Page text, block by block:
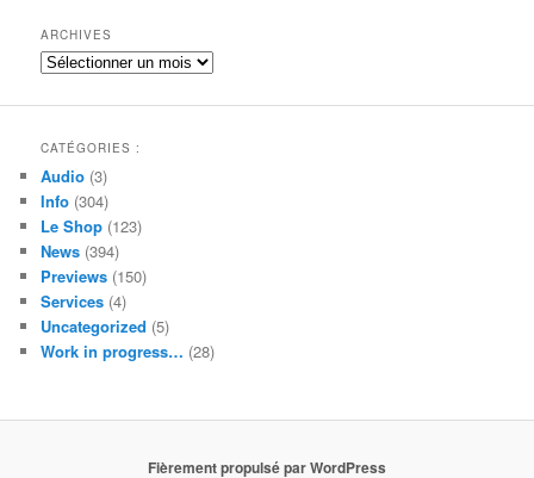
h
e
ARCHIVES
Archives
CATÉGORIES :
Audio (3)
Info (304)
Le Shop (123)
News (394)
Previews (150)
Services (4)
Uncategorized (5)
Work in progress… (28)
Fièrement propulsé par WordPress